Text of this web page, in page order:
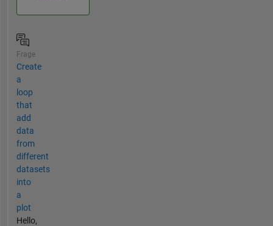
Frage
Create
a
loop
that
add
data
from
different
datasets
into
a
plot
Hello,